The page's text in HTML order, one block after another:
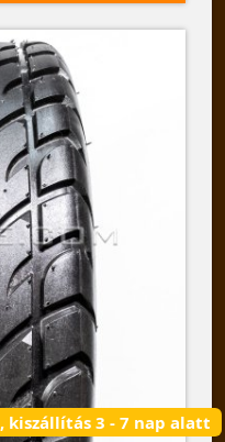
kiszállítás 3 - 7 nap alatt